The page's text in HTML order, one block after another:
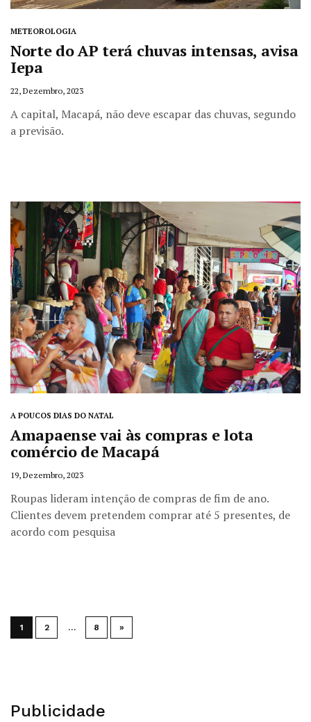
METEOROLOGIA
Norte do AP terá chuvas intensas, avisa
Iepa
22, Dezembro, 2023
A capital, Macapá, não deve escapar das chuvas, segundo
a previsão.
A POUCOS DIAS DO NATAL
Amapaense vai às compras e lota
comércio de Macapá
19, Dezembro, 2023
Roupas lideram intenção de compras de fim de ano.
Clientes devem pretendem comprar até 5 presentes, de
acordo com pesquisa
1 2 … 8 »
Publicidade